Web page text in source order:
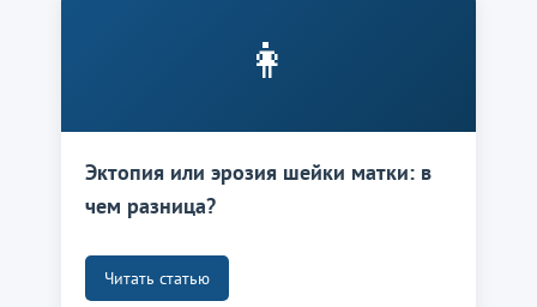
👩
Эктопия или эрозия шейки матки: в
чем разница?
Читать статью